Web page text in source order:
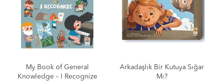
My Book of General
Knowledge – I Recognize
Arkadaşlık Bir Kutuya Sığar
Mı?